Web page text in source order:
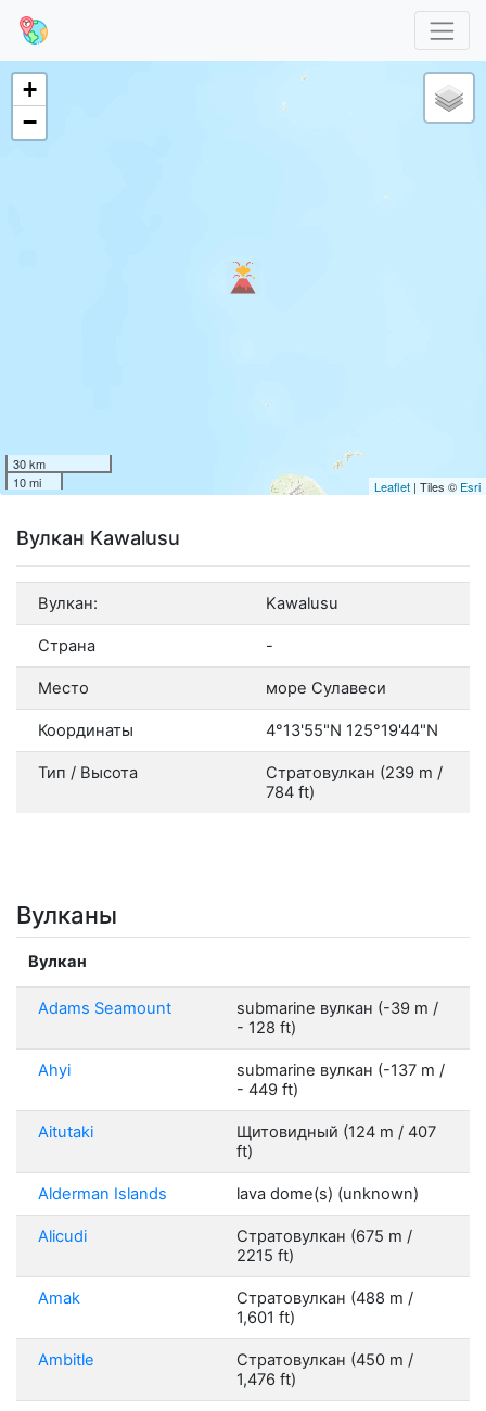
+
−
30 km
10 mi
Leaflet | Tiles © Esri
Вулкан Kawalusu
Вулкан: Kawalusu
Страна -
Место море Сулавеси
Координаты 4°13'55"N 125°19'44"N
Тип / Высота
Стратовулкан (239 m /
784 ft)
Вулканы
Вулкан
Adams Seamount
submarine вулкан (-39 m /
- 128 ft)
Ahyi
submarine вулкан (-137 m /
- 449 ft)
Aitutaki
Щитовидный (124 m / 407
ft)
Alderman Islands lava dome(s) (unknown)
Alicudi
Стратовулкан (675 m /
2215 ft)
Amak
Стратовулкан (488 m /
1,601 ft)
Ambitle
Стратовулкан (450 m /
1,476 ft)